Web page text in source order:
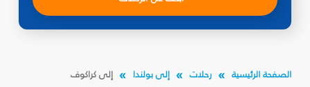
الصفحة الرئيسية رحلات إلى بولندا إلى كراكوف